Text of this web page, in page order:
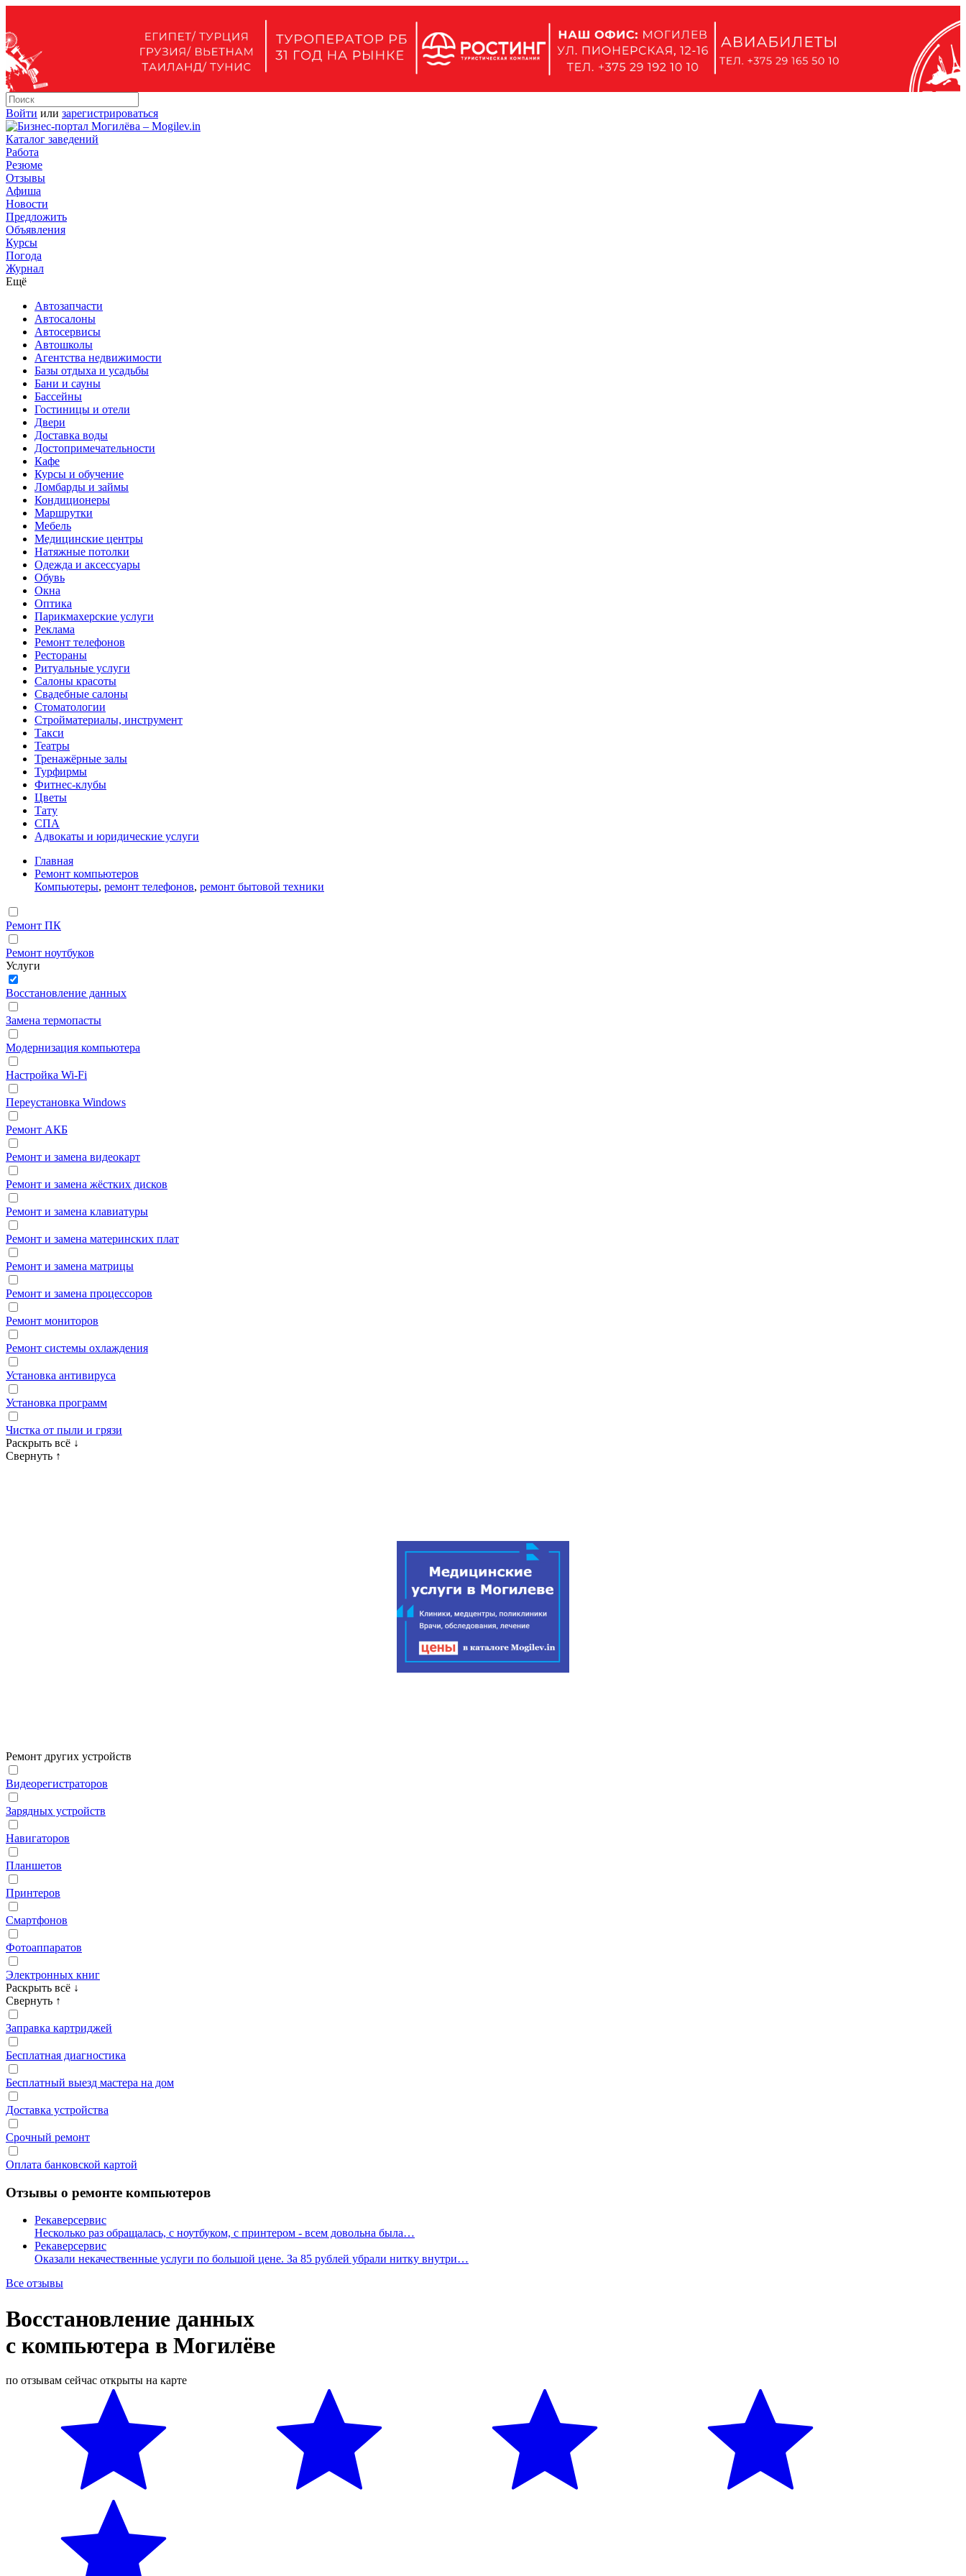
Войти или зарегистрироваться
Каталог заведений
Работа
Резюме
Отзывы
Афиша
Новости
Предложить
Объявления
Курсы
Погода
Журнал
Ещё
Автозапчасти
Автосалоны
Автосервисы
Автошколы
Агентства недвижимости
Базы отдыха и усадьбы
Бани и сауны
Бассейны
Гостиницы и отели
Двери
Доставка воды
Достопримечательности
Кафе
Курсы и обучение
Ломбарды и займы
Кондиционеры
Маршрутки
Мебель
Медицинские центры
Натяжные потолки
Одежда и аксессуары
Обувь
Окна
Оптика
Парикмахерские услуги
Реклама
Ремонт телефонов
Рестораны
Ритуальные услуги
Салоны красоты
Свадебные салоны
Стоматологии
Стройматериалы, инструмент
Такси
Театры
Тренажёрные залы
Турфирмы
Фитнес-клубы
Цветы
Тату
СПА
Адвокаты и юридические услуги
Главная
Ремонт компьютеров
Компьютеры, ремонт телефонов, ремонт бытовой техники
Ремонт ПК
Ремонт ноутбуков
Услуги
Восстановление данных
Замена термопасты
Модернизация компьютера
Настройка Wi‑Fi
Переустановка Windows
Ремонт АКБ
Ремонт и замена видеокарт
Ремонт и замена жёстких дисков
Ремонт и замена клавиатуры
Ремонт и замена материнских плат
Ремонт и замена матрицы
Ремонт и замена процессоров
Ремонт мониторов
Ремонт системы охлаждения
Установка антивируса
Установка программ
Чистка от пыли и грязи
Раскрыть всё ↓
Свернуть ↑
Ремонт других устройств
Видеорегистраторов
Зарядных устройств
Навигаторов
Планшетов
Принтеров
Смартфонов
Фотоаппаратов
Электронных книг
Раскрыть всё ↓
Свернуть ↑
Заправка картриджей
Бесплатная диагностика
Бесплатный выезд мастера на дом
Доставка устройства
Срочный ремонт
Оплата банковской картой
Отзывы о ремонте компьютеров
Рекаверсервис
Несколько раз обращалась, с ноутбуком, с принтером - всем довольна была…
Рекаверсервис
Оказали некачественные услуги по большой цене. За 85 рублей убрали нитку внутри…
Все отзывы
Восстановление данных
с компьютера в Могилёве
по отзывам сейчас открыты на карте